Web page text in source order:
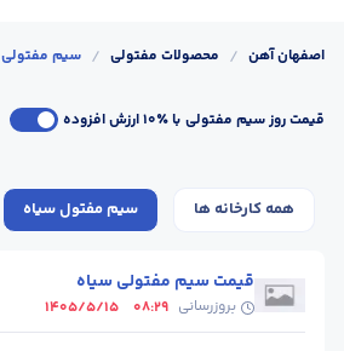
اصفهان آهن / محصولات مفتولی / سیم مفتولی
قیمت روز سیم مفتولی با ٪۱۰ ارزش افزوده
همه کارخانه ها سیم مفتول سیاه
قیمت سیم مفتولی سیاه
بروزرسانی 08:29
1405/5/15